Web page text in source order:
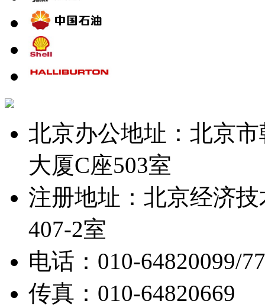
北京办公地址：北京
大厦C座503室
注册地址：北京经济
407-2室
电话：010-64820099/77
传真：010-64820669